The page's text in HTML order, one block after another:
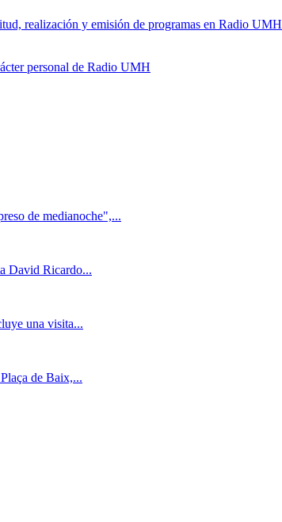
realización y emisión de programas en Radio UMH
personal de Radio UMH
de medianoche",...
David Ricardo...
una visita...
de Baix,...